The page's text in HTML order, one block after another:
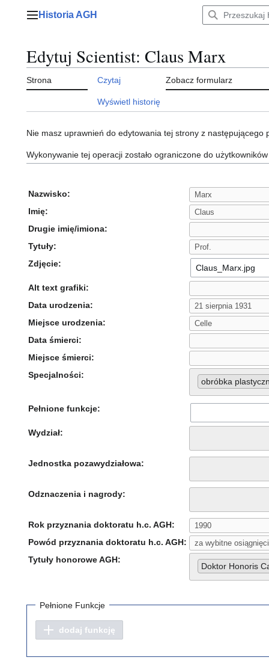
Menu główne
Historia AGH
Edytuj Scientist: Claus Marx
Strona Czytaj Zobacz formularz
Wyświetl historię
Nie masz uprawnień do edytowania tej strony z następującego
Wykonywanie tej operacji zostało ograniczone do
Nazwisko:
Imię:
Drugie imię/imiona:
Tytuły:
Zdjęcie:
Alt text grafiki:
Data urodzenia:
Miejsce urodzenia:
Data śmierci:
Miejsce śmierci:
Specjalności:
obróbka
Pełnione funkcje:
Wydział:
Jednostka pozawydziałowa:
Odznaczenia i nagrody:
Rok przyznania doktoratu h.c. AGH:
Powód przyznania doktoratu h.c. AGH:
Tytuły honorowe AGH:
Doktor Honoris
Pełnione Funkcje
dodaj funkcję